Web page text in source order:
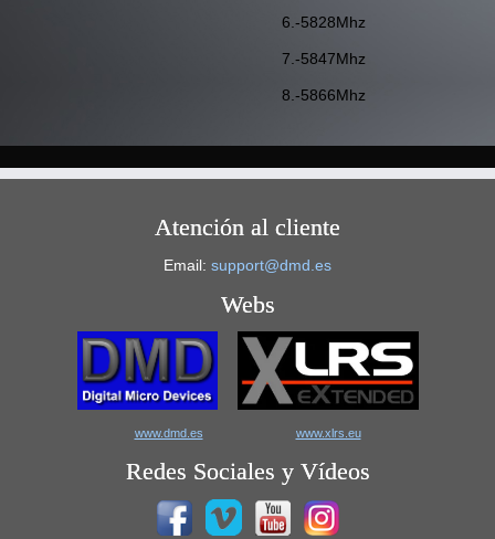
6.-5828Mhz
7.-5847Mhz
8.-5866Mhz
Atención al cliente
Email: support@dmd.es
Webs
www.dmd.es www.xlrs.eu
Redes Sociales y Vídeos